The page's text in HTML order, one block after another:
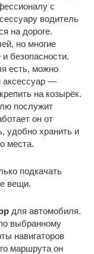
с
водитель
на дороге.
но многие
безопасности.
есть, можно
аксессуар —
на козырёк.
послужит
он от
удобно хранить и
места.
подкачать
вещи.
для автомобиля.
выбранному
навигаторов
маршрута он